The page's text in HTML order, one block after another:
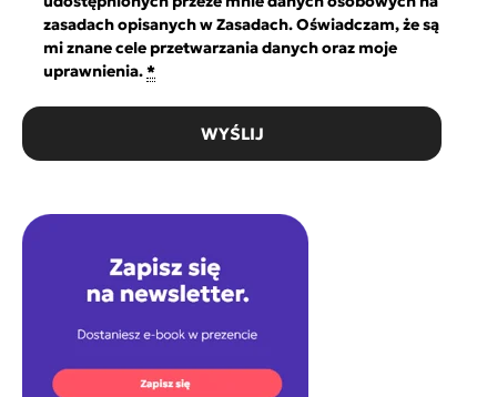
zasadach opisanych w Zasadach. Oświadczam, że są
mi znane cele przetwarzania danych oraz moje
uprawnienia.*